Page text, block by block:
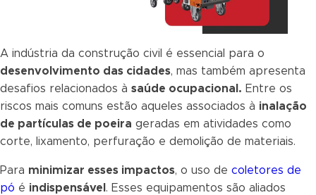
A indústria da construção civil é essencial para o
desenvolvimento das cidades, mas também apresenta
desafios relacionados à saúde ocupacional. Entre os
riscos mais comuns estão aqueles associados à inalação
de partículas de poeira geradas em atividades como
corte, lixamento, perfuração e demolição de materiais.
Para minimizar esses impactos, o uso de coletores de
pó é indispensável . Esses equipamentos são aliados